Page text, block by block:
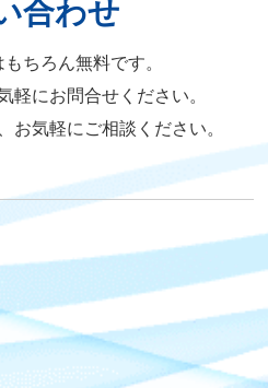
合わせ
ちろん無料です。
軽にお問合せください。
お気軽にご相談ください。